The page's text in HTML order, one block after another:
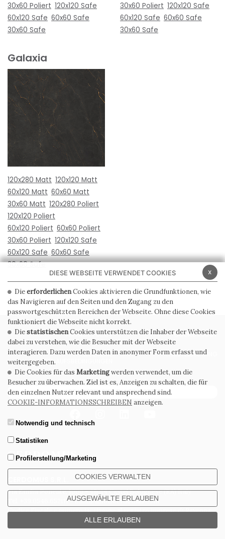
30x60 Poliert 120x120 Safe
60x120 Safe 60x60 Safe
30x60 Safe
30x60 Poliert 120x120 Safe
60x120 Safe 60x60 Safe
30x60 Safe
Galaxia
120x280 Matt 120x120 Matt
60x120 Matt 60x60 Matt
30x60 Matt 120x280 Poliert
120x120 Poliert
60x120 Poliert 60x60 Poliert
30x60 Poliert 120x120 Safe
60x120 Safe 60x60 Safe
30x60 Safe
Via Emilia Ponente, 1000 - 48014 Castel Bolognese (RA) Italy
Tel. +39.0546.652111 - Email: info@cerdomus.com
Codice Fiscale e numero iscrizione al registro imprese di Ravenna
02620780391 - REA RA 217992 - Capitale Sociale Euro 20.000.000 i.v.
PRIVACY POLICY COOKIE POLICY
ALLGEMEINE
VERKAUFSBEDINGUNGEN
WHISTLEBLOWING
ABONNIEREN SIE DEN NEWSLETTER
x
DIESE WEBSEITE VERWENDET COOKIES
DieerforderlichenCookies aktivieren die Grundfunktionen, wie
das Navigieren auf den Seiten und den Zugang zu den
passwortgeschützten Bereichen der Webseite. Ohne diese Cookies
funktioniert die Webseite nicht korrekt.
DiestatistischenCookies unterstützen die Inhaber der Webseite
dabei zu verstehen, wie die Besucher mit der Webseite
interagieren. Dazu werden Daten in anonymer Form erfasst und
weitergegeben.
Die Cookies für das Marketingwerden verwendet, um die
Besucher zu überwachen. Ziel ist es, Anzeigen zu schalten, die für
den einzelnen Nutzer relevant und ansprechend sind.
COOKIE-INFORMATIONSSCHREIBEN anzeigen.
Notwendig und technisch
Statistiken
Profilerstellung/Marketing
COOKIES VERWALTEN
AUSGEWÄHLTE ERLAUBEN
ALLE ERLAUBEN